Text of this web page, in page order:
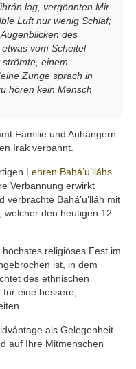
lag, vergönnten Mir
Luft nur wenig Schlaf;
des
vom Scheitel
einem
Zunge sprach in
hören kein Mensch
Familie und Anhängern
Irak verbannt.
Lehren Bahá’u’lláhs
Verbannung erwirkt
Bahá’u’lláh mit
welcher den heutigen 12
religiöses Fest im
ist, in dem
des ethnischen
eine bessere,
als Gelegenheit
auf Ihre Mitmenschen